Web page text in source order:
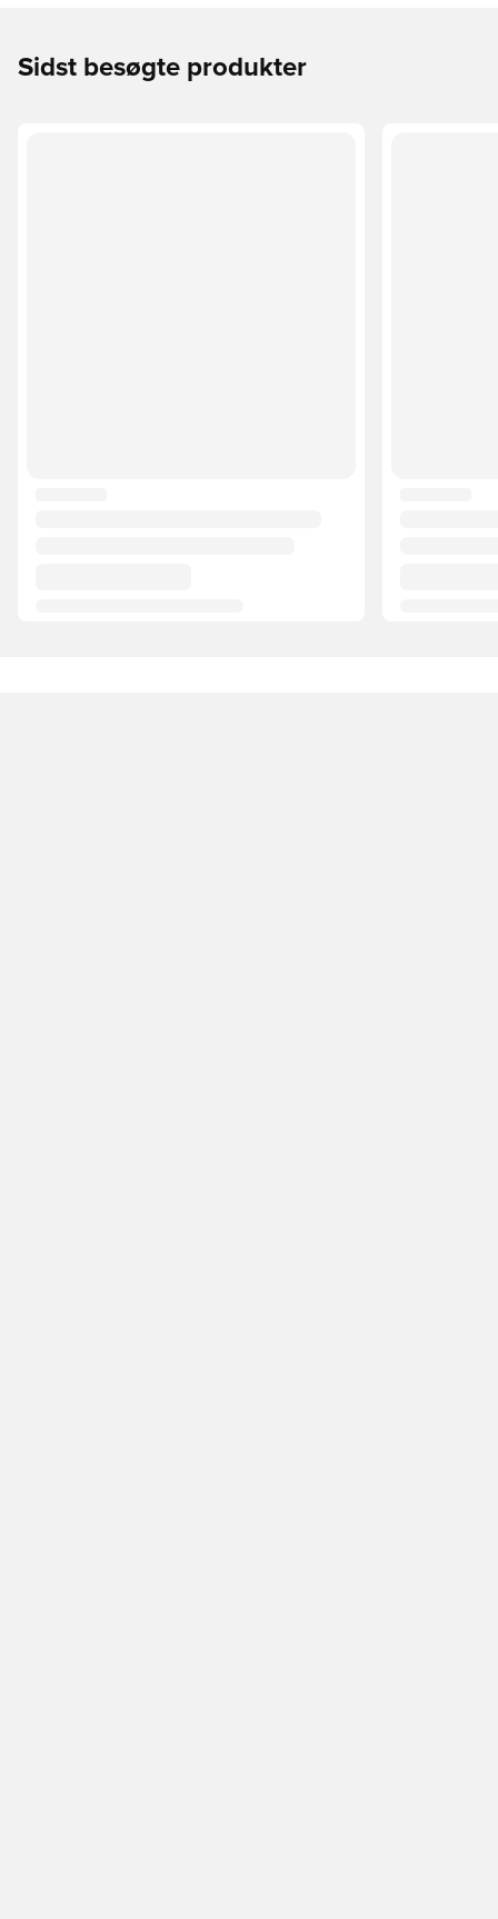
Sidst besøgte produkter